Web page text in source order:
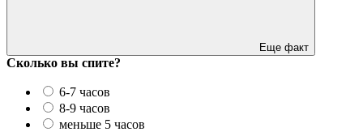
Еще факт
Сколько вы спите?
6-7 часов
8-9 часов
меньше 5 часов